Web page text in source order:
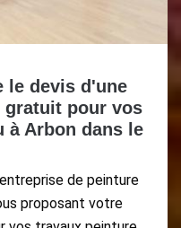
le devis d'une
gratuit pour vos
à Arbon dans le
de peinture
proposant votre